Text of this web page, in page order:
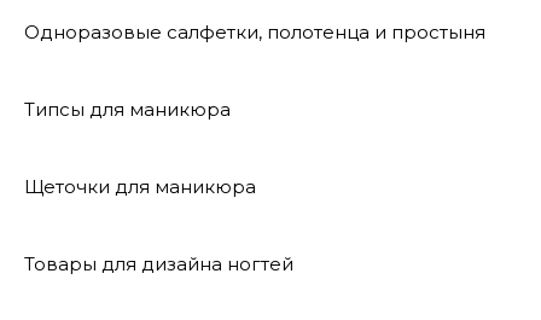
Одноразовые салфетки, полотенца и простыня
Типсы для маникюра
Щеточки для маникюра
Товары для дизайна ногтей